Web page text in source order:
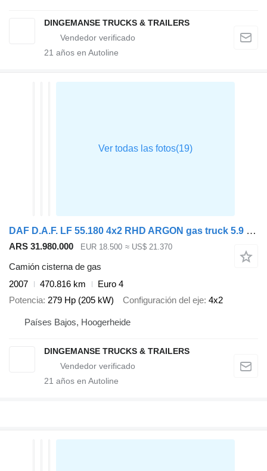
DINGEMANSE TRUCKS & TRAILERS
21 años en Autoline
DAF D.A.F. LF 55.180 4x2 RHD ARGON gas truck 5.9 m3
ARS 31.980.000 EUR 18.500 ≈ US$ 21.370
Camión cisterna de gas
2007
470.816 km
Euro 4
Potencia 279 Hp (205 kW) Configuración del eje 4x2
Países Bajos, Hoogerheide
DINGEMANSE TRUCKS & TRAILERS
21 años en Autoline